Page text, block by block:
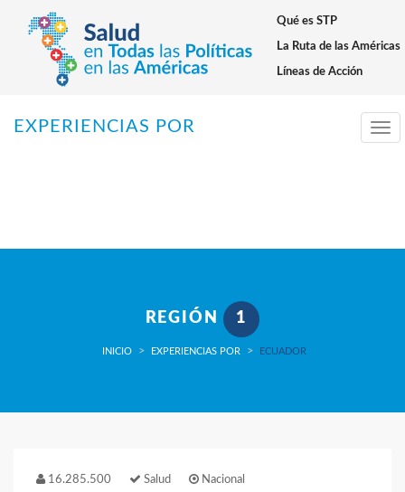
Warning: setcookie() expects parameter 3 to be long, array given in
/home/saludentodaslasp/public_html/inc/
114
Qué es STP
La Ruta de las Américas
Líneas de Acción
EXPERIENCIAS POR
REGIÓN 1
INICIO EXPERIENCIAS POR ECUADOR
16.285.500 Salud Nacional